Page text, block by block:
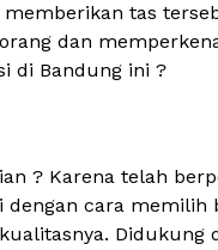
memberikan tas
dan
di Bandung ini ?
? Karena telah
cara memilih
Didukung